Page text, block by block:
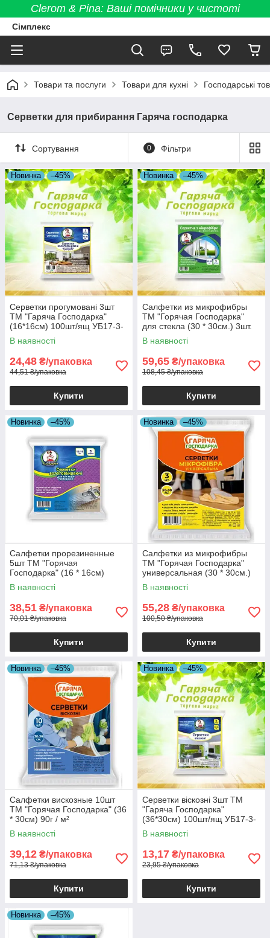
Clerom & Pina: Ваші помічники у чистоті
Сімплекс
Товари та послуги Товари для кухні Господарські
Серветки для прибирання Гаряча господарка
Сортування 0 Фільтри
Новинка –45%
Серветки прогумовані 3шт
ТМ "Гаряча Господарка"
(16*16см) 100шт/ящ УБ17-3-
10 19824
В наявності
24,48 ₴/упаковка
44,51 ₴/упаковка
Купити
Новинка –45%
Салфетки из микрофибры
ТМ "Горячая Господарка"
для стекла (30 * 30см.) 3шт.
В наявності
59,65 ₴/упаковка
108,45 ₴/упаковка
Купити
Новинка –45%
Салфетки прорезиненные
5шт ТМ "Горячая
Господарка" (16 * 16см)
В наявності
38,51 ₴/упаковка
70,01 ₴/упаковка
Купити
Новинка –45%
Салфетки из микрофибры
ТМ "Горячая Господарка"
универсальная (30 * 30см.)
3шт. 25шт. / Уп
В наявності
55,28 ₴/упаковка
100,50 ₴/упаковка
Купити
Новинка –45%
Салфетки вискозные 10шт
ТМ "Горячая Господарка" (36
* 30см) 90г / м²
В наявності
39,12 ₴/упаковка
71,13 ₴/упаковка
Купити
Новинка –45%
Серветки віскозні 3шт ТМ
"Гаряча Господарка"
(36*30см) 100шт/ящ УБ17-3-
08 65324
В наявності
13,17 ₴/упаковка
23,95 ₴/упаковка
Купити
Новинка –45%